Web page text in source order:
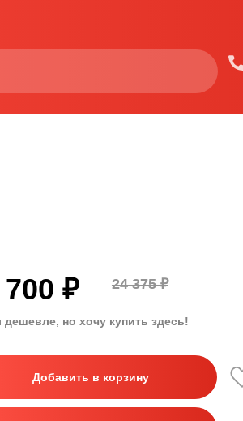
₽ 24 375 ₽
дешевле, но хочу купить здесь!
Добавить в корзину